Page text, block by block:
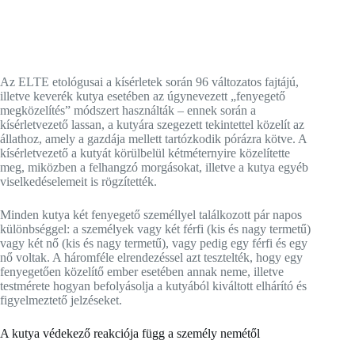
Az ELTE etológusai a kísérletek során 96 változatos fajtájú,
illetve keverék kutya esetében az úgynevezett „fenyegető
megközelítés” módszert használták – ennek során a
kísérletvezető lassan, a kutyára szegezett tekintettel közelít az
állathoz, amely a gazdája mellett tartózkodik pórázra kötve. A
kísérletvezető a kutyát körülbelül kétméternyire közelítette
meg, miközben a felhangzó morgásokat, illetve a kutya egyéb
viselkedéselemeit is rögzítették.
Minden kutya két fenyegető személlyel találkozott pár napos
különbséggel: a személyek vagy két férfi (kis és nagy termetű)
vagy két nő (kis és nagy termetű), vagy pedig egy férfi és egy
nő voltak. A háromféle elrendezéssel azt tesztelték, hogy egy
fenyegetően közelítő ember esetében annak neme, illetve
testmérete hogyan befolyásolja a kutyából kiváltott elhárító és
figyelmeztető jelzéseket.
A kutya védekező reakciója függ a személy nemétől